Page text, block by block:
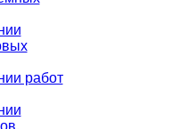
работ